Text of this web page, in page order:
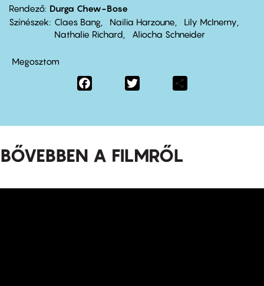
Rendező Durga Chew-Bose
Színészek
Claes Bang Nailia Harzoune
Lily McInerny
Nathalie Richard
Aliocha Schneider
Megosztom
Facebook
BŐVEBBEN A FILMRŐL